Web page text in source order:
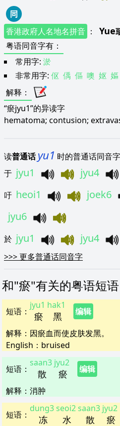
同
香港政府人名地名拼音 ： Yue
粤语同音字有 ：
常用字: 淤
非常用字: 伛 偊 傴 噢 妪 嫗
解释 ：
“瘀jyu1”的异读字
hematoma; contusion;
读普通话 yu1 时的普通话同音
于 jyu1 jyu4
吁 heoi1 joek6
jyu6
於 jyu1 jyu4
>>>更多普通话同音字
和"瘀"有关的粤语短语
短语 ： 瘀
jyu1
黑
hak1
编辑
解释 ： 因瘀血而使皮肤发黑。
English： bruised
短语 ： 散
saan3
瘀
jyu2
编辑
解释 ： 消肿
短语 ： 冻
dung3
水
seoi2
散
saan3
瘀
jyu2